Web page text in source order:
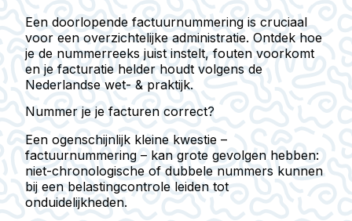
Een doorlopende factuurnummering is cruciaal
voor een overzichtelijke administratie. Ontdek hoe
je de nummerreeks juist instelt, fouten voorkomt
en je facturatie helder houdt volgens de
Nederlandse wet- & praktijk.
Nummer je je facturen correct?
Een ogenschijnlijk kleine kwestie –
factuurnummering – kan grote gevolgen hebben:
niet-chronologische of dubbele nummers kunnen
bij een belastingcontrole leiden tot
onduidelijkheden.